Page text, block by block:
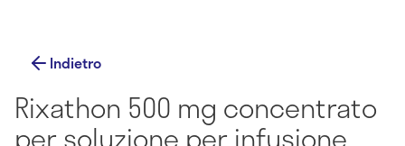
Indietro
Rixathon 500 mg concentrato